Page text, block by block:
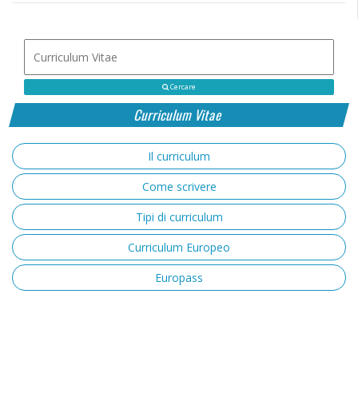
Cercare
Curriculum Vitae
Il curriculum
Come scrivere
Tipi di curriculum
Curriculum Europeo
Europass